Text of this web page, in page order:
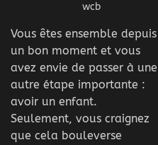
wcb
Vous êtes ensemble depuis
un bon moment et vous
avez envie de passer à une
autre étape importante :
avoir un enfant.
Seulement, vous craignez
que cela bouleverse